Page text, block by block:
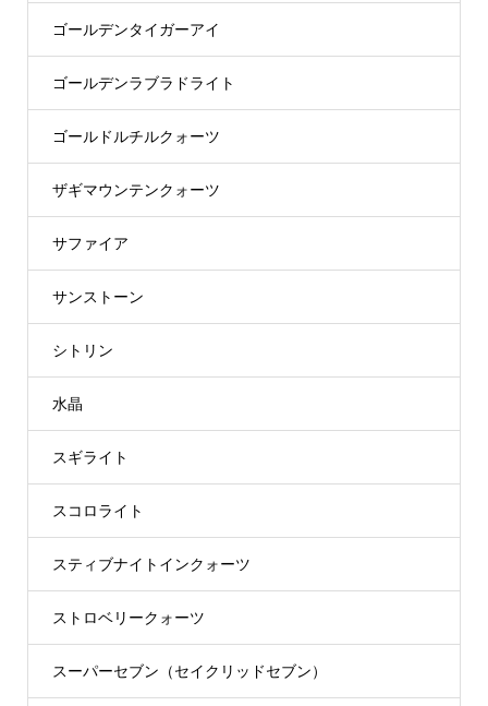
ゴールデンタイガーアイ
ゴールデンラブラドライト
ゴールドルチルクォーツ
ザギマウンテンクォーツ
サファイア
サンストーン
シトリン
水晶
スギライト
スコロライト
スティブナイトインクォーツ
ストロベリークォーツ
スーパーセブン（セイクリッドセブン）